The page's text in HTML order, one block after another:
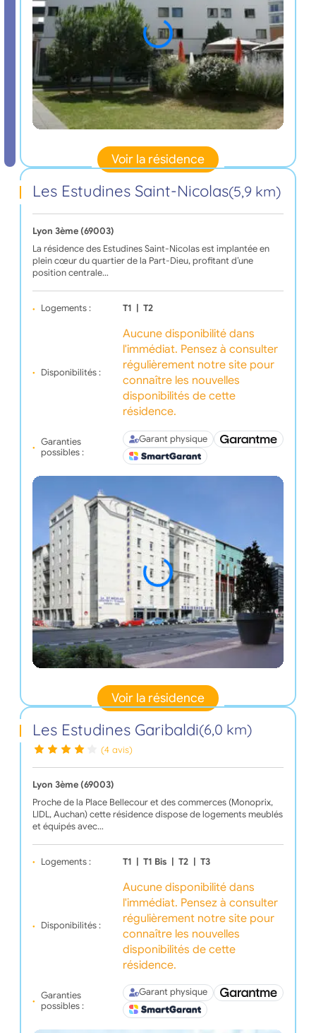
Voir la résidence
Les Estudines Saint-Nicolas(5,9 km)
Lyon 3ème (69003)
La résidence des Estudines Saint-Nicolas est implantée en
plein cœur du quartier de la Part-Dieu, profitant d’une
position centrale…
Logements : T1 T2
Disponibilités :
Aucune disponibilité dans
l'immédiat. Pensez à consulter
régulièrement notre site pour
connaître les nouvelles
disponibilités de cette
résidence.
Garanties
possibles :
Garant physique
Voir la résidence
Les Estudines Garibaldi(6,0 km)
(4 avis)
Lyon 3ème (69003)
Proche de la Place Bellecour et des commerces (Monoprix,
LIDL, Auchan) cette résidence dispose de logements meublés
et équipés avec…
Logements : T1 | T1 Bis | T2 | T3
Disponibilités :
Aucune disponibilité dans
l'immédiat. Pensez à consulter
régulièrement notre site pour
connaître les nouvelles
disponibilités de cette
résidence.
Garanties
possibles :
Garant physique